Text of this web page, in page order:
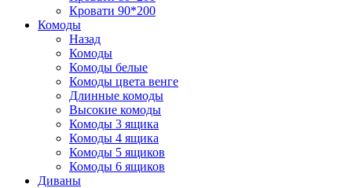
Кровати 90*200
Комоды
Назад
Комоды
Комоды белые
Комоды цвета венге
Длинные комоды
Высокие комоды
Комоды 3 ящика
Комоды 4 ящика
Комоды 5 ящиков
Комоды 6 ящиков
Диваны